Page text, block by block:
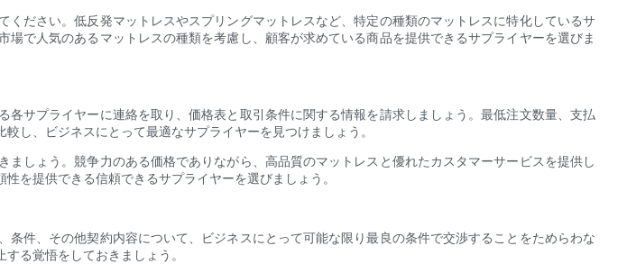
ださい。低反発マットレスやスプリングマットレスなど、特定の種類のマットレスに特化しているサ
で人気のあるマットレスの種類を考慮し、顧客が求めている商品を提供できるサプライヤーを選びま
サプライヤーに連絡を取り、価格表と取引条件に関する情報を請求しましょう。最低注文数量、支払
し、ビジネスにとって最適なサプライヤーを見つけましょう。
しょう。競争力のある価格でありながら、高品質のマットレスと優れたカスタマーサービスを提供し
を提供できる信頼できるサプライヤーを選びましょう。
件、その他契約内容について、ビジネスにとって可能な限り最良の条件で交渉することをためらわな
る覚悟をしておきましょう。